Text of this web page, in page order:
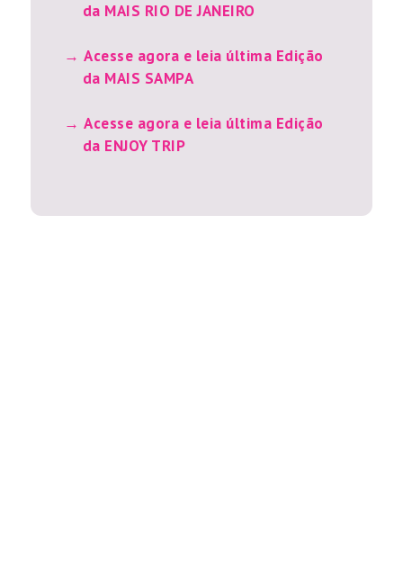
da MAIS RIO DE JANEIRO
Acesse agora e leia última Edição
da MAIS SAMPA
Acesse agora e leia última Edição
da ENJOY TRIP